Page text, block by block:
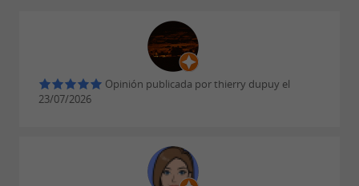
Opinión publicada por thierry dupuy el
23/07/2026